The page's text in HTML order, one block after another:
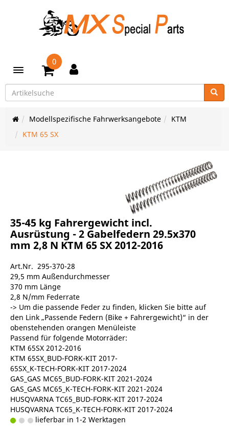
Toggle navigation
0
Modellspezifische Fahrwerksangebote
KTM
KTM 65 SX
35-45 kg Fahrergewicht incl.
Ausrüstung - 2 Gabelfedern 29.5x370
mm 2,8 N KTM 65 SX 2012-2016
Art.Nr. 295-370-28
29,5 mm Außendurchmesser
370 mm Länge
2,8 N/mm Federrate
-> Um die passende Feder zu finden, klicken Sie bitte auf
den Link „Passende Federn (Bike + Fahrergewicht)“ in der
obenstehenden orangen Menüleiste
Passend für folgende Motorräder:
KTM 65SX 2012-2016
KTM 65SX_BUD-FORK-KIT 2017-
65SX_K-TECH-FORK-KIT 2017-2024
GAS_GAS MC65_BUD-FORK-KIT 2021-2024
GAS_GAS MC65_K-TECH-FORK-KIT 2021-2024
HUSQVARNA TC65_BUD-FORK-KIT 2017-2024
HUSQVARNA TC65_K-TECH-FORK-KIT 2017-2024
lieferbar in 1-2 Werktagen